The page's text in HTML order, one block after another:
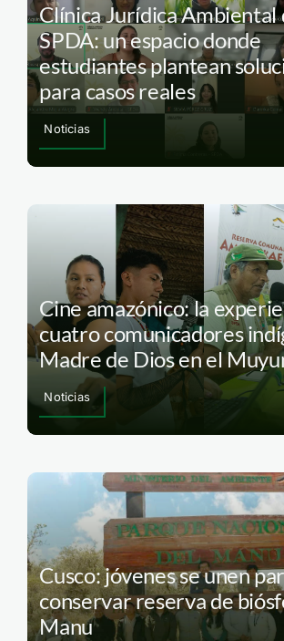
Clínica Jurídica Ambiental
SPDA: un espacio donde
estudiantes plantean
para casos reales
Noticias
Cine amazónico: la
cuatro comunicadores
Madre de Dios en el
Noticias
Cusco: jóvenes se unen
conservar reserva de
Manu